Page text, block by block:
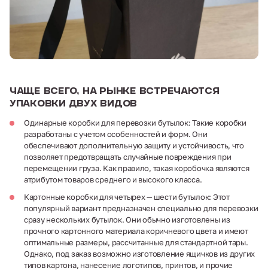
Чаще всего, на рынке встречаются
упаковки двух видов
Одинарные коробки для перевозки бутылок: Такие коробки
разработаны с учетом особенностей и форм. Они
обеспечивают дополнительную защиту и устойчивость, что
позволяет предотвращать случайные повреждения при
перемещении груза. Как правило, такая коробочка являются
атрибутом товаров среднего и высокого класса.
Картонные коробки для четырех — шести бутылок: Этот
популярный вариант предназначен специально для перевозки
сразу нескольких бутылок. Они обычно изготовлены из
прочного картонного материала коричневого цвета и имеют
оптимальные размеры, рассчитанные для стандартной тары.
Однако, под заказ возможно изготовление ящичков из других
типов картона, нанесение логотипов, принтов, и прочие